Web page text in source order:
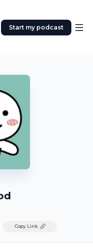
Start my podcast
Copy Link